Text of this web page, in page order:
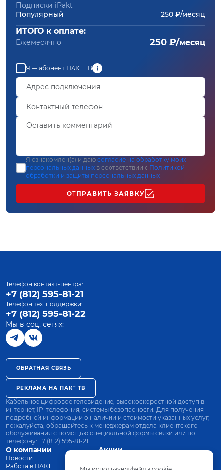
Подписки iPakt
Популярный
250 ₽/месяц
ИТОГО к оплате:
Ежемесячно 250 ₽/месяц
Я — абонент ПАКТ ТВ
Я ознакомлен(а) и даю согласие на обработку моих
персональных данных в соответствии с Политикой
обработки и защиты персональных данных
ОТПРАВИТЬ ЗАЯВКУ
О компании
Новости
Работа в ПАКТ
Акции
Оплата
Телефон контакт-центра:
+7 (812) 595-81-21
Телефон тех. поддержки:
+7 (812) 595-81-22
Мы в соц. сетях:
ОБРАТНАЯ СВЯЗЬ
РЕКЛАМА НА ПАКТ ТВ
Кабельное цифровое телевидение, высокоскоростной доступ в
интернет, IP-телефония, системы безопасности. Для получения
подробной информации о наличии и стоимости указанных услуг,
пожалуйста, обращайтесь к менеджерам отдела клиентского
обслуживания с помощью специальной формы связи или по
телефону: +7 (812) 595-81-21